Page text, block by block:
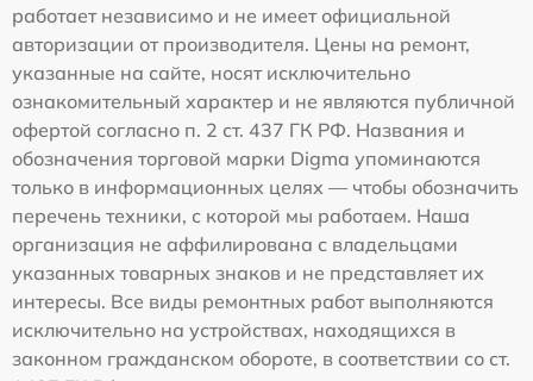
работает независимо и не имеет официальной
авторизации от производителя. Цены на ремонт,
указанные на сайте, носят исключительно
ознакомительный характер и не являются публичной
офертой согласно п. 2 ст. 437 ГК РФ. Названия и
обозначения торговой марки Digma упоминаются
только в информационных целях — чтобы обозначить
перечень техники, с которой мы работаем. Наша
организация не аффилирована с владельцами
указанных товарных знаков и не представляет их
интересы. Все виды ремонтных работ выполняются
исключительно на устройствах, находящихся в
законном гражданском обороте, в соответствии со ст.